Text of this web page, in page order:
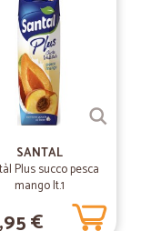
molto bene. Ho
il 19/11. Il sito mi
solo giorno lavorativo)
lamentarmi. È raro
di elaborazione e
specialmente la
in una fascia
di marca. Non si tratta
vale la
SANTAL
Plus succo pesca
mango lt.1
€